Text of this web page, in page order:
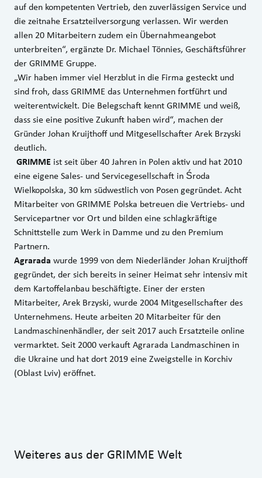
auf den kompetenten Vertrieb, den zuverlässigen Service und
die zeitnahe Ersatzteilversorgung verlassen. Wir werden
allen 20 Mitarbeitern zudem ein Übernahmeangebot
unterbreiten“, ergänzte Dr. Michael Tönnies, Geschäftsführer
der GRIMME Gruppe.
„Wir haben immer viel Herzblut in die Firma gesteckt und
sind froh, dass GRIMME das Unternehmen fortführt und
weiterentwickelt. Die Belegschaft kennt GRIMME und weiß,
dass sie eine positive Zukunft haben wird“, machen der
Gründer Johan Kruijthoff und Mitgesellschafter Arek Brzyski
deutlich.
GRIMME ist seit über 40 Jahren in Polen aktiv und hat 2010
eine eigene Sales- und Servicegesellschaft in Środa
Wielkopolska, 30 km südwestlich von Posen gegründet. Acht
Mitarbeiter von GRIMME Polska betreuen die Vertriebs- und
Servicepartner vor Ort und bilden eine schlagkräftige
Schnittstelle zum Werk in Damme und zu den Premium
Partnern.
Agrarada wurde 1999 von dem Niederländer Johan Kruijthoff
gegründet, der sich bereits in seiner Heimat sehr intensiv mit
dem Kartoffelanbau beschäftigte. Einer der ersten
Mitarbeiter, Arek Brzyski, wurde 2004 Mitgesellschafter des
Unternehmens. Heute arbeiten 20 Mitarbeiter für den
Landmaschinenhändler, der seit 2017 auch Ersatzteile online
vermarktet. Seit 2000 verkauft Agrarada Landmaschinen in
die Ukraine und hat dort 2019 eine Zweigstelle in Korchiv
(Oblast Lviv) eröffnet.
Weiteres aus der GRIMME Welt